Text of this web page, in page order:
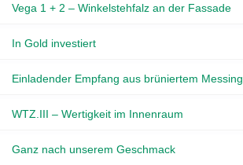
Vega 1 + 2 – Winkelstehfalz an der Fassade
In Gold investiert
Einladender Empfang aus brüniertem Messing
WTZ.III – Wertigkeit im Innenraum
Ganz nach unserem Geschmack